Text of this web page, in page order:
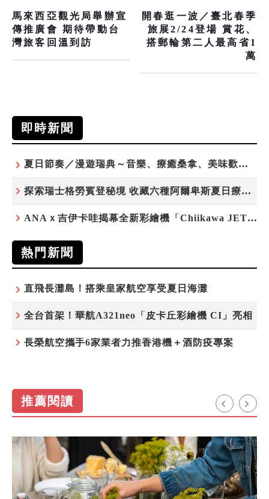
馬來西亞觀光局舉辦宣
傳推廣會 期待帶動台
灣旅客回溫到訪
開春逛一波／臺北春季
旅展2/24登場 賞花、
搭郵輪第二人最高省1
萬
即時新聞
夏日節奏／漫遊瑞典～音樂、療癒桑拿、美味歡樂螯蝦節
探索瑞士格勞賓登秘境 收藏六種阿爾卑斯夏日療癒之旅
ANAｘ吉伊卡哇揭幕全新彩繪機「Chiikawa JET」
熱門新聞
直飛長灘島！搭乘皇家航空享受夏日海灘
全台首架！華航A321neo「皮卡丘彩繪機 CI」亮相
長榮航空攜手6家業者力推香港機＋酒防疫專案
推薦閱讀